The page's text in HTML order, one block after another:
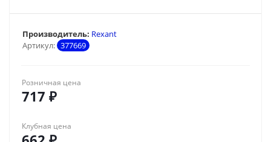
Артикул: 377669
Производитель: Rexant
Розничная цена
717 ₽
Клубная цена